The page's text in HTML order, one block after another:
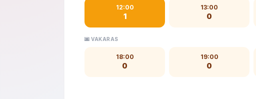
12:00
1
13:00
0
🌆 VAKARAS
18:00
0
19:00
0